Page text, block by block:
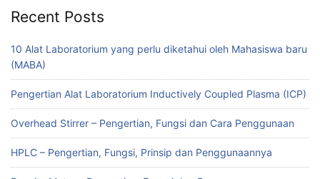
Recent Posts
10 Alat Laboratorium yang perlu diketahui oleh Mahasiswa baru
(MABA)
Pengertian Alat Laboratorium Inductively Coupled Plasma (ICP)
Overhead Stirrer – Pengertian, Fungsi dan Cara Penggunaan
HPLC – Pengertian, Fungsi, Prinsip dan Penggunaannya